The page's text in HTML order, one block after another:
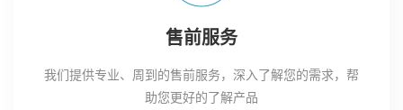
售前服务
我们提供专业、周到的售前服务，深入了解您的需求，帮
助您更好的了解产品